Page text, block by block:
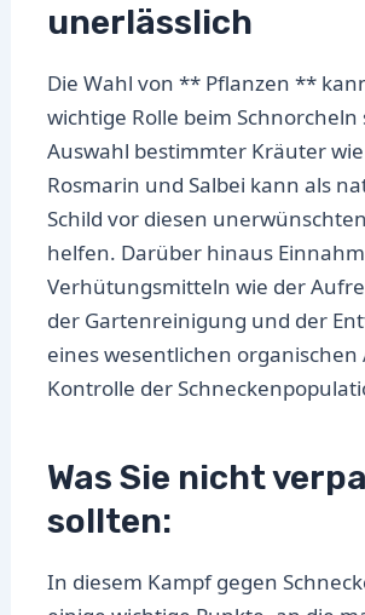
unerlässlich
Die Wahl von ** Pflanzen **
wichtige Rolle beim Schnorcheln
Auswahl bestimmter Kräuter
Rosmarin und Salbei kann als
Schild vor diesen
helfen. Darüber hinaus
Verhütungsmitteln wie der
der Gartenreinigung und der
eines wesentlichen organischen
Kontrolle der
Was Sie nicht
sollten:
In diesem Kampf gegen